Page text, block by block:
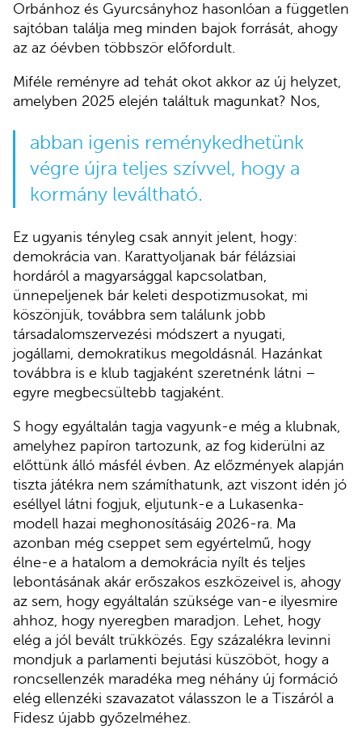
Orbánhoz és Gyurcsányhoz hasonlóan a független
sajtóban találja meg minden bajok forrását, ahogy
az az óévben többször előfordult.
Miféle reményre ad tehát okot akkor az új helyzet,
amelyben 2025 elején találtuk magunkat? Nos,
abban igenis reménykedhetünk
végre újra teljes szívvel, hogy a
kormány leváltható.
Ez ugyanis tényleg csak annyit jelent, hogy:
demokrácia van. Karattyoljanak bár félázsiai
hordáról a magyarsággal kapcsolatban,
ünnepeljenek bár keleti despotizmusokat, mi
köszönjük, továbbra sem találunk jobb
társadalomszervezési módszert a nyugati,
jogállami, demokratikus megoldásnál. Hazánkat
továbbra is e klub tagjaként szeretnénk látni –
egyre megbecsültebb tagjaként.
S hogy egyáltalán tagja vagyunk-e még a klubnak,
amelyhez papíron tartozunk, az fog kiderülni az
előttünk álló másfél évben. Az előzmények alapján
tiszta játékra nem számíthatunk, azt viszont idén jó
eséllyel látni fogjuk, eljutunk-e a Lukasenka-
modell hazai meghonosításáig 2026-ra. Ma
azonban még cseppet sem egyértelmű, hogy
élne-e a hatalom a demokrácia nyílt és teljes
lebontásának akár erőszakos eszközeivel is, ahogy
az sem, hogy egyáltalán szüksége van-e ilyesmire
ahhoz, hogy nyeregben maradjon. Lehet, hogy
elég a jól bevált trükközés. Egy százalékra levinni
mondjuk a parlamenti bejutási küszöböt, hogy a
roncsellenzék maradéka meg néhány új formáció
elég ellenzéki szavazatot válasszon le a Tiszáról a
Fidesz újabb győzelméhez.